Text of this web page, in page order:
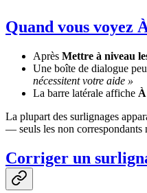
Quand vous voyez
Après Mettre à niveau
Une boîte de dialogue
nécessitent votre aide »
La barre latérale affiche
La plupart des surlignages
— seuls les non correspondants
Corriger un